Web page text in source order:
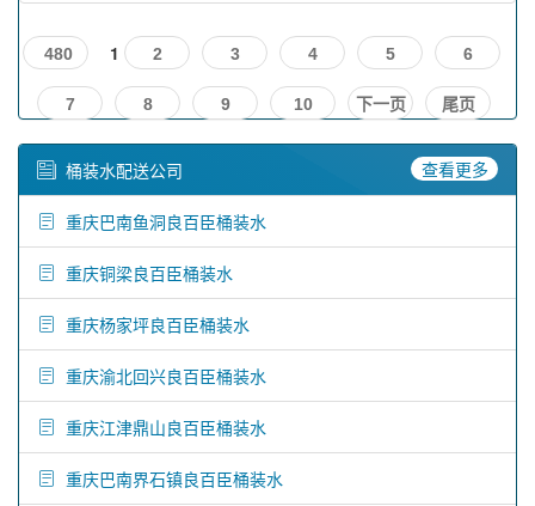
480 1 2 3 4 5 6
7 8 9 10 下一页 尾页
桶装水配送公司 查看更多
重庆巴南鱼洞良百臣桶装水
重庆铜梁良百臣桶装水
重庆杨家坪良百臣桶装水
重庆渝北回兴良百臣桶装水
重庆江津鼎山良百臣桶装水
重庆巴南界石镇良百臣桶装水